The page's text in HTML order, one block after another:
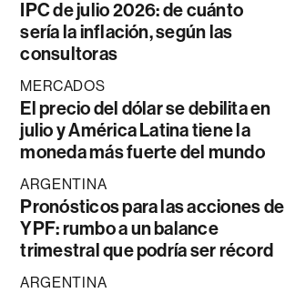
IPC de julio 2026: de cuánto
sería la inflación, según las
consultoras
MERCADOS
El precio del dólar se debilita en
julio y América Latina tiene la
moneda más fuerte del mundo
ARGENTINA
Pronósticos para las acciones de
YPF: rumbo a un balance
trimestral que podría ser récord
ARGENTINA